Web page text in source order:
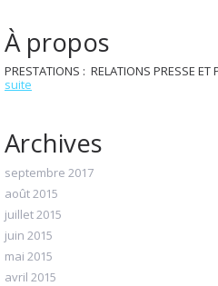
À propos
PRESTATIONS : RELATIONS PRESSE
suite
Archives
septembre 2017
août 2015
juillet 2015
juin 2015
mai 2015
avril 2015